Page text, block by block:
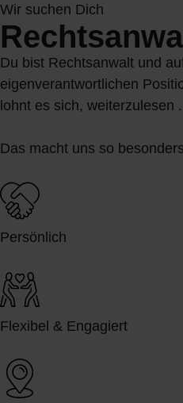
Wir suchen Dich
Du bist Rechtsanwalt und
eigenverantwortlichen
lohnt es sich, weiterzulesen
Das macht uns so besonders
Persönlich
Flexibel & Engagiert